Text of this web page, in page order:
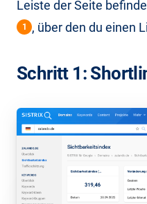
Leiste der Seite
1 , über den du einen
Schritt 1: